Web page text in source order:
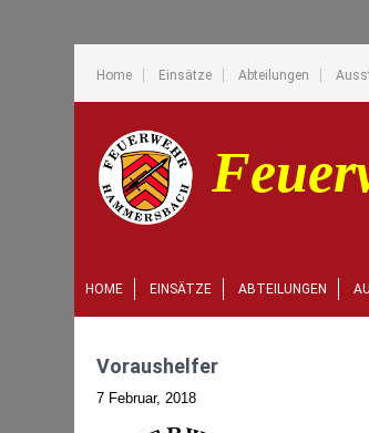
Home Einsätze Abteilungen
HOME EINSÄTZE ABTEILUNGEN
Voraushelfer
7 Februar, 2018